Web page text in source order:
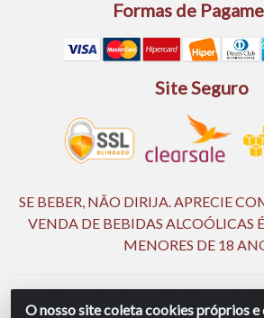
O nosso site coleta cookies próprios
Formas de
Site Seguro
SE BEBER, NÃO DIRIJA. APRECIE
VENDA DE BEBIDAS ALCOÓLICAS
MENORES DE 18
Ingá Distribuidora Ltda | CNPJ